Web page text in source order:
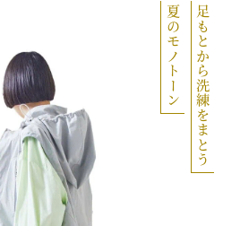
足もとから洗練をまとう
夏のモノトーン